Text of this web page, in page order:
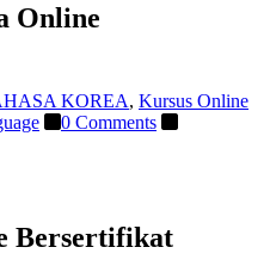
Online
KOREA, Kursus Online
0 Comments
Bersertifikat